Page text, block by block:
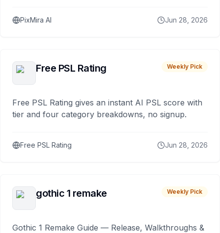
PixMira AI Jun 28, 2026
Free PSL Rating Weekly Pick
Free PSL Rating gives an instant AI PSL score with
tier and four category breakdowns, no signup.
Free PSL Rating Jun 28, 2026
gothic 1 remake Weekly Pick
Gothic 1 Remake Guide — Release, Walkthroughs &